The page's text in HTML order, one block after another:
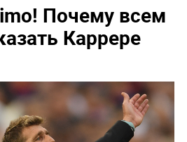
Почему всем
Каррере